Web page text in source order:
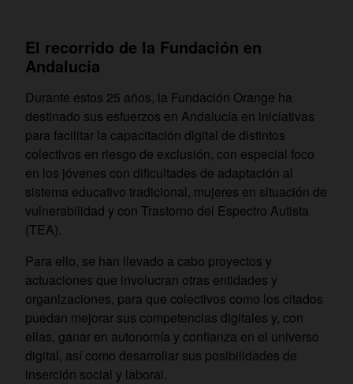
El recorrido de la Fundación en
Andalucía
Durante estos 25 años, la Fundación Orange ha
destinado sus esfuerzos en Andalucía en iniciativas
para facilitar la capacitación digital de distintos
colectivos en riesgo de exclusión, con especial foco
en los jóvenes con dificultades de adaptación al
sistema educativo tradicional, mujeres en situación de
vulnerabilidad y con Trastorno del Espectro Autista
(TEA).
Para ello, se han llevado a cabo proyectos y
actuaciones que involucran otras entidades y
organizaciones, para que colectivos como los citados
puedan mejorar sus competencias digitales y, con
ellas, ganar en autonomía y confianza en el universo
digital, así como desarrollar sus posibilidades de
inserción social y laboral.